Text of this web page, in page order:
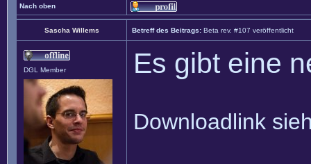
Nach oben
Sascha Willems Betreff des Beitrags: Beta rev. #107 veröffentlicht
DGL Member Es gibt eine
Downloadlink